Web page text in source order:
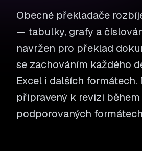
Obecné překladače
— tabulky, grafy a
navržen pro překlad
se zachováním každého
Excel i dalších
připravený k revizi
podporovaných